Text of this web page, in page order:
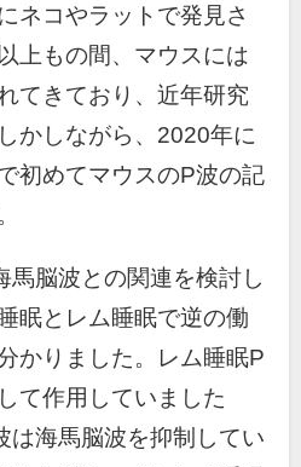
ネコやラットで発見さ
上もの間、マウスには
てきており、近年研究
かしながら、 2020年に
初めてマウスのP波の記
馬脳波との関連を検討し
眠とレム睡眠で逆の働
かりました。レム睡眠P
て作用していました
は海馬脳波を抑制してい